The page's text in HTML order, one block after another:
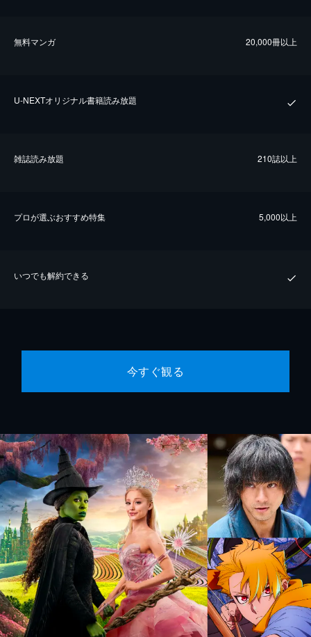
無料マンガ 20,000冊以上
U-NEXTオリジナル書籍読み放題
雑誌読み放題 210誌以上
プロが選ぶおすすめ特集 5,000以上
いつでも解約できる
今すぐ観る